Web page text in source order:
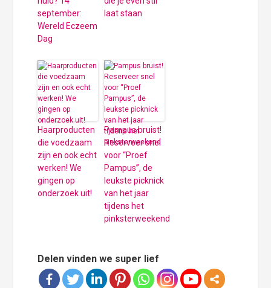
september:
Wereld Eczeem
Dag
laat staan
Haarproducten
die voedzaam
zijn en ook echt
werken! We
gingen op
onderzoek uit!
Pampus bruist!
Reserveer snel
voor “Proef
Pampus”, de
leukste picknick
van het jaar
tijdens het
pinksterweekend
Delen vinden we super lief